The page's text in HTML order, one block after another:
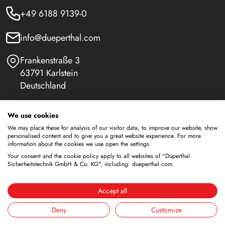
+49 6188 9139-0
info@dueperthal.com
Frankenstraße 3
63791 Karlstein
Deutschland
LinkedIn
Youtube
Sicherheitsschränke
Lagerung von brennbaren Flüssigkeiten
Lagerung von Batterien
We use cookies
We may place these for analysis of our visitor data, to improve our website, show
personalised content and to give you a great website experience. For more
information about the cookies we use open the settings.
Your consent and the cookie policy apply to all websites of "Düperthal
Sicherheitstechnik GmbH & Co. KG", including: dueperthal.com.
Accept all
Deny
Customize